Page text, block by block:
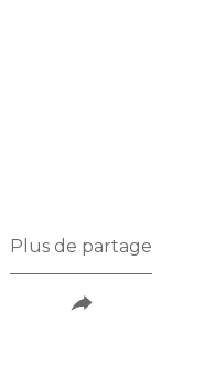
Plus de partage